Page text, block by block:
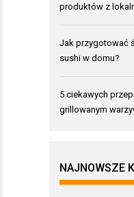
produktów z
Jak przygotować
sushi w domu?
5 ciekawych
grillowanym
NAJNOWSZE